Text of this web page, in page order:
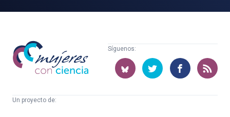
Mujeres
con
ciencia
Síguenos:
Un proyecto de: